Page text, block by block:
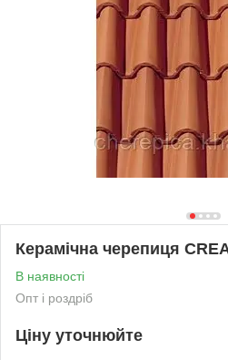
Керамічна черепиця
В наявності
Опт і роздріб
Ціну уточнюйте